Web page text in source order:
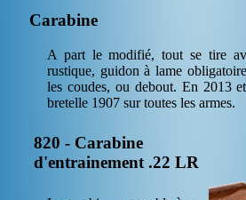
Carabine
A part le modifié, tout se tire
rustique, guidon à lame
les coudes, ou debout. En 2013
bretelle 1907 sur toutes les armes.
820 - Carabine
d'entrainement .22 LR